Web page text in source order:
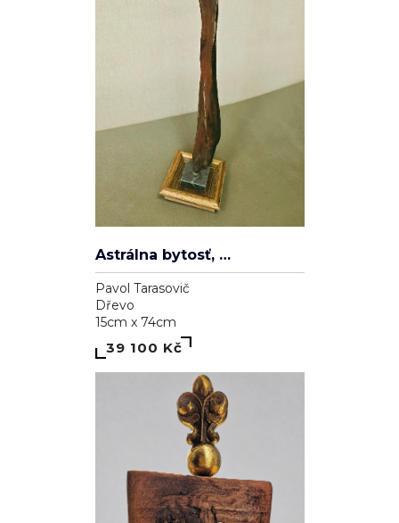
Astrálna bytosť, ktorá má cnosť
Pavol Tarasovič
Dřevo
15cm x 74cm
39 100 Kč